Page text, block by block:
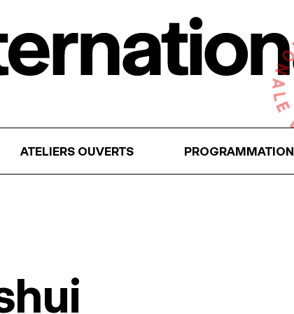
ATELIERS OUVERTS PROGRAMMATION